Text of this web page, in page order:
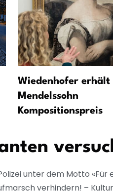
Wiedenhofer erhält
Mendelssohn
Kompositionspreis
unter dem Motto
verhindern! –